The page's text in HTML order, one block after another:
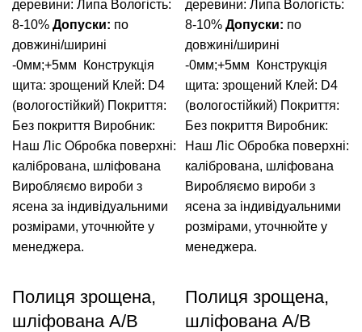
деревини: Липа Вологість:
8-10% Допуски: по
довжині/ширині
-0мм;+5мм
Конструкція
щита: зрощений Клей: D4
(вологостійкий) Покриття:
Без покриття Виробник:
Наш Ліс Обробка поверхні:
калібрована, шліфована
Виробляємо вироби з
ясена за індивідуальними
розмірами, уточнюйте у
менеджера.
деревини: Липа Вологість:
8-10% Допуски: по
довжині/ширині
-0мм;+5мм
Конструкція
щита: зрощений Клей: D4
(вологостійкий) Покриття:
Без покриття Виробник:
Наш Ліс Обробка поверхні:
калібрована, шліфована
Виробляємо вироби з
ясена за індивідуальними
розмірами, уточнюйте у
менеджера.
Полиця зрощена,
шліфована A/В
Полиця зрощена,
шліфована A/В